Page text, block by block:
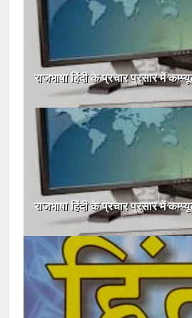
राजभाषा हिंदी के प्रचार प्रसार में
राजभाषा हिंदी के प्रचार प्रसार में